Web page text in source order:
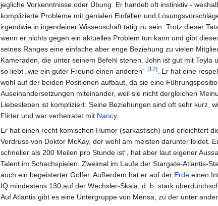
jegliche Vorkenntnisse oder Übung. Er handelt oft instinktiv -
komplizierte Probleme mit genialen Einfällen und
irgendwie in irgendeiner Wissenschaft tätig zu sein. Trotz dieser
wenn er nichts gegen ein aktuelles Problem tun kann und gibt
seines Ranges eine einfache aber enge Beziehung zu vielen
Kameraden, die unter seinem Befehl stehen. John ist gut mit
so liebt „wie ein guter Freund einen anderen“ [12]. Er hat eine
wohl auf der beiden Positionen aufbaut, da sie eine
Auseinandersetzungen miteinander, weil sie nicht dergleichen
Liebesleben ist kompliziert. Seine Beziehungen sind oft sehr kurz,
Flirter und war verheiratet mit Nancy.
Er hat einen recht komischen Humor (sarkastisch) und erleichtert
Verdruss von Doktor McKay, der wohl am meisten darunter leidet.
schneller als 200 Meilen pro Stunde ist“, hat aber laut eigener
Talent im Schachspielen. Zweimal im Laufe der Stargate-Atlantis-
auch ein begeisterter Golfer. Außerdem hat er auf der Erde einen
IQ mindestens 130 auf der Wechsler-Skala, d. h. stark
Auf Atlantis gibt es eine Untergruppe von Mensa, zu der unter